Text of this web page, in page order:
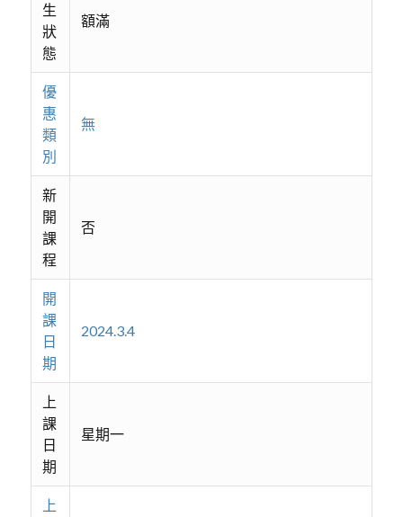
生
狀
態
額滿
優
惠
類
別
無
新
開
課
程
否
開
課
日
期
2024.3.4
上
課
日
期
星期一
上